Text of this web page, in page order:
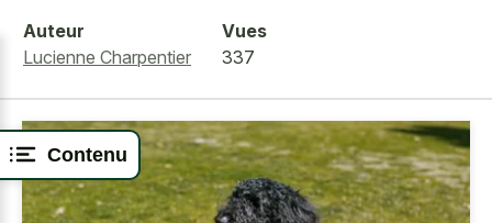
Contenu
Auteur
Lucienne Charpentier
Vues
337